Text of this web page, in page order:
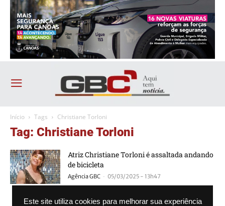
Este site utiliza cookies para melhorar sua experiência
Início Tags Christiane Torloni
Tag: Christiane Torloni
Atriz Christiane Torloni é assaltada andando
de bicicleta
Agência GBC - 05/03/2025 - 13h47